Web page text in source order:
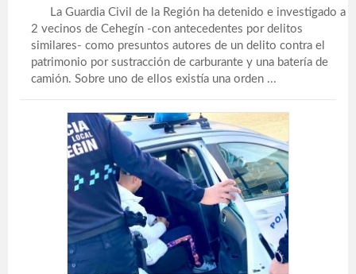
La Guardia Civil de la Región ha detenido e investigado a
2 vecinos de Cehegín -con antecedentes por delitos
similares- como presuntos autores de un delito contra el
patrimonio por sustracción de carburante y una batería de
camión. Sobre uno de ellos existía una orden ...